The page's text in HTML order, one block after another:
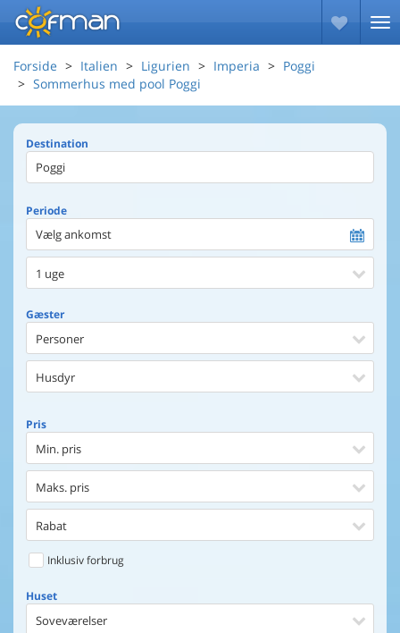
Forside Italien Ligurien Imperia
Poggi
Sommerhus med pool Poggi
Destination
Periode
Vælg ankomst
1 uge
Gæster
Personer
Husdyr
Pris
Min. pris
Maks. pris
Rabat
Inklusiv forbrug
Huset
Soveværelser